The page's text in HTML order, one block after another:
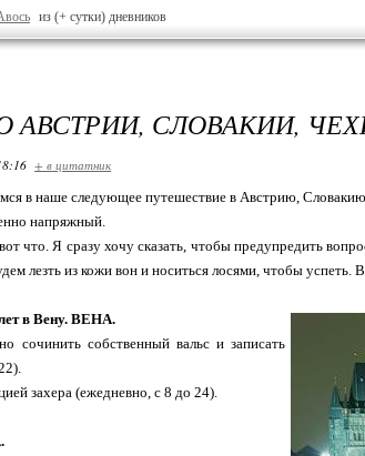
из (+ сутки) дневников
АВСТРИИ, СЛОВАКИИ,
+ в цитатник
в наше следующее путешествие в Австрию,
напряжный.
что. Я сразу хочу сказать, чтобы предупредить
лезть из кожи вон и носиться лосями, чтобы успеть.
в Вену. ВЕНА.
сочинить собственный вальс и записать
захера (ежедневно, с 8 до 24).